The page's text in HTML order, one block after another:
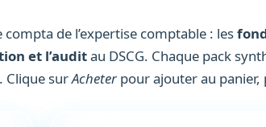
de l’expertise comptable : les
et l’auditau DSCG. Chaque pack
Clique surAcheter pour ajouter au